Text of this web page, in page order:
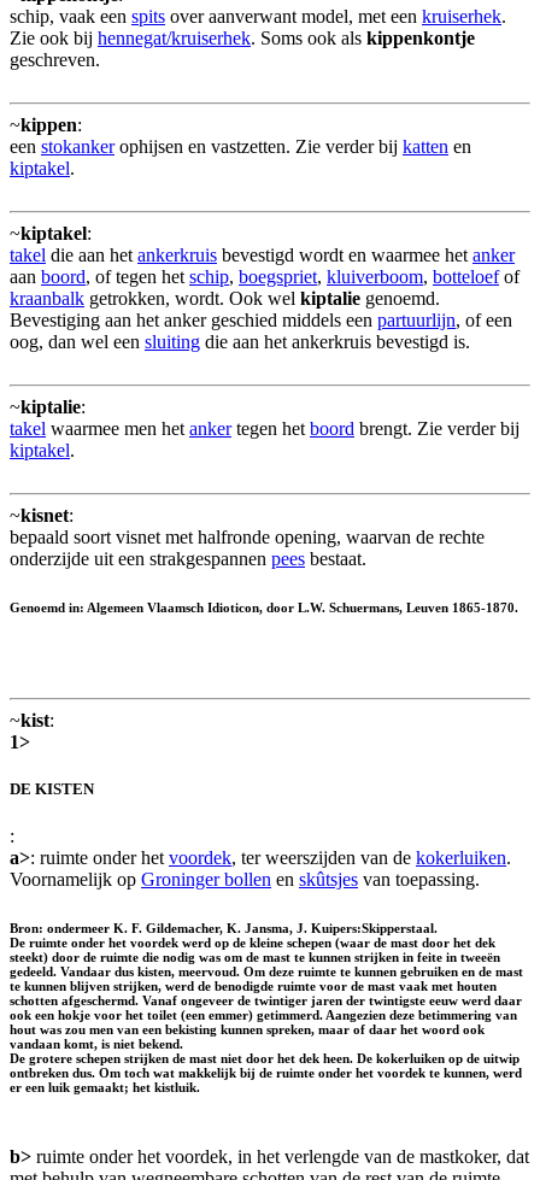
schip, vaak een spits over aanverwant model, met een kruiserhek.
Zie ook bij hennegat/kruiserhek. Soms ook als kippenkontje
geschreven.
~kippen:
een stokankerophijsen en vastzetten. Zie verder bij katten en
kiptakel.
~kiptakel:
takel die aan het ankerkruis bevestigd wordt en waarmee het anker
aan boord, of tegen het schip, boegspriet, kluiverboom, botteloefof
kraanbalk getrokken, wordt. Ook wel kiptalie genoemd.
Bevestiging aan het anker geschied middels een partuurlijn, of een
oog, dan wel een sluiting die aan het ankerkruis bevestigd is.
~kiptalie:
takel waarmee men het ankertegen het boord brengt. Zie verder bij
kiptakel.
~kisnet:
bepaald soort visnet met halfronde opening, waarvan de rechte
onderzijde uit een strakgespannen pees bestaat.
Genoemd in: Algemeen Vlaamsch Idioticon, door L.W. Schuermans, Leuven 1865-1870.
~kist:
1>
DE KISTEN
:
a>: ruimte onder het voordek, ter weerszijden van de kokerluiken.
Voornamelijk op Groninger bollen en skûtsjes van toepassing.
Bron: ondermeer K. F. Gildemacher, K. Jansma, J. Kuipers:Skipperstaal.
De ruimte onder het voordek werd op de kleine schepen (waar de mast door het dek
steekt) door de ruimte die nodig was om de mast te kunnen strijken in feite in tweeën
gedeeld. Vandaar dus kisten, meervoud. Om deze ruimte te kunnen gebruiken en de mast
te kunnen blijven strijken, werd de benodigde ruimte voor de mast vaak met houten
schotten afgeschermd. Vanaf ongeveer de twintiger jaren der twintigste eeuw werd daar
ook een hokje voor het toilet (een emmer) getimmerd. Aangezien deze betimmering van
hout was zou men van een bekisting kunnen spreken, maar of daar het woord ook
vandaan komt, is niet bekend.
De grotere schepen strijken de mast niet door het dek heen. De kokerluiken op de uitwip
ontbreken dus. Om toch wat makkelijk bij de ruimte onder het voordek te kunnen, werd
er een luik gemaakt; het kistluik.
b> ruimte onder het voordek, in het verlengde van de mastkoker, dat